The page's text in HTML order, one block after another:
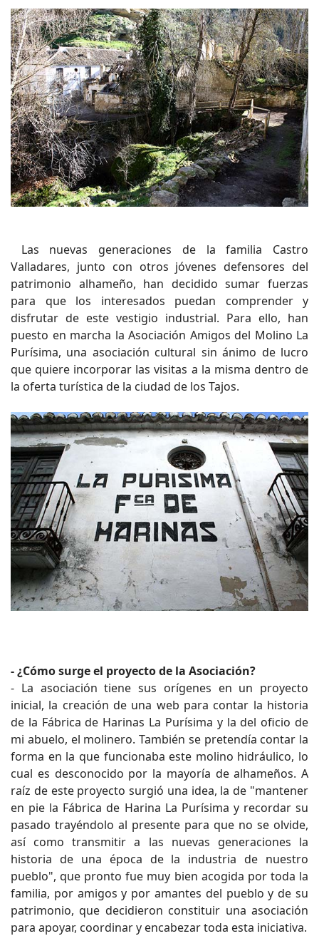
Las nuevas generaciones de la familia Castro
Valladares, junto con otros jóvenes defensores del
patrimonio alhameño, han decidido sumar fuerzas
para que los interesados puedan comprender y
disfrutar de este vestigio industrial. Para ello, han
puesto en marcha la Asociación Amigos del Molino La
Purísima, una asociación cultural sin ánimo de lucro
que quiere incorporar las visitas a la misma dentro de
la oferta turística de la ciudad de los Tajos.
- ¿Cómo surge el proyecto de la Asociación?
- La asociación tiene sus orígenes en un proyecto
inicial, la creación de una web para contar la historia
de la Fábrica de Harinas La Purísima y la del oficio de
mi abuelo, el molinero. También se pretendía contar la
forma en la que funcionaba este molino hidráulico, lo
cual es desconocido por la mayoría de alhameños. A
raíz de este proyecto surgió una idea, la de "mantener
en pie la Fábrica de Harina La Purísima y recordar su
pasado trayéndolo al presente para que no se olvide,
así como transmitir a las nuevas generaciones la
historia de una época de la industria de nuestro
pueblo", que pronto fue muy bien acogida por toda la
familia, por amigos y por amantes del pueblo y de su
patrimonio, que decidieron constituir una asociación
para apoyar, coordinar y encabezar toda esta iniciativa.